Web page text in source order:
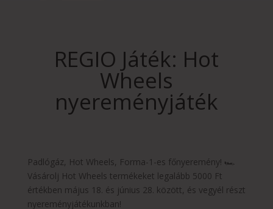
REGIO Játék: Hot
Wheels
nyereményjáték
Padlógáz, Hot Wheels, Forma-1-es főnyeremény! 🏎️
Vásárolj Hot Wheels termékeket legalább 5000 Ft
értékben május 18. és június 28. között, és vegyél részt
nyereményjátékunkban!